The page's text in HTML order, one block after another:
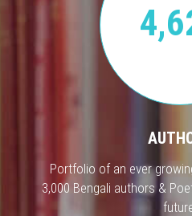
Portfolio of an ever
3,000 Bengali authors &